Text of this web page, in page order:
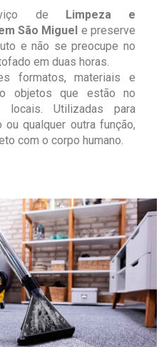
de Limpeza e
São Miguel e preserve
e não se preocupe no
em duas horas.
formatos, materiais e
objetos que estão no
locais. Utilizadas para
qualquer outra função,
com o corpo humano.